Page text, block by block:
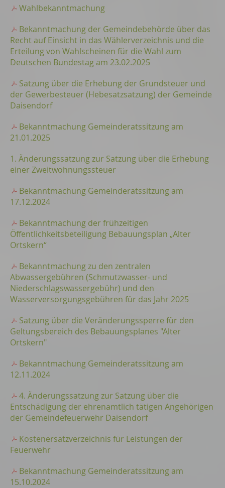
Wahlbekanntmachung
Bekanntmachung der Gemeindebehörde über das
Recht auf Einsicht in das Wählerverzeichnis und die
Erteilung von Wahlscheinen für die Wahl zum
Deutschen Bundestag am 23.02.2025
Satzung über die Erhebung der Grundsteuer und
der Gewerbesteuer (Hebesatzsatzung) der Gemeinde
Daisendorf
Bekanntmachung Gemeinderatssitzung am
21.01.2025
1. Änderungssatzung zur Satzung über die Erhebung
einer Zweitwohnungssteuer
Bekanntmachung Gemeinderatssitzung am
17.12.2024
Bekanntmachung der frühzeitigen
Öffentlichkeitsbeteiligung Bebauungsplan „Alter
Ortskern“
Bekanntmachung zu den zentralen
Abwassergebühren (Schmutzwasser- und
Niederschlagswassergebühr) und den
Wasserversorgungsgebühren für das Jahr 2025
Satzung über die Veränderungssperre für den
Geltungsbereich des Bebauungsplanes "Alter
Ortskern"
Bekanntmachung Gemeinderatssitzung am
12.11.2024
4. Änderungssatzung zur Satzung über die
Entschädigung der ehrenamtlich tätigen Angehörigen
der Gemeindefeuerwehr Daisendorf
Kostenersatzverzeichnis für Leistungen der
Feuerwehr
Bekanntmachung Gemeinderatssitzung am
15.10.2024